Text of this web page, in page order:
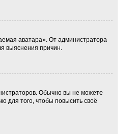
аватара». От администратора
выяснения причин.
Обычно вы не можете
для того, чтобы повысить своё